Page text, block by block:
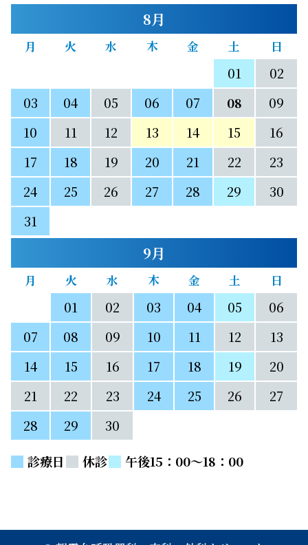
8月
月 火 水 木 金 土 日
01
02
03
04 05 06 07 08
09
10
11 12 13 14 15
16
17
18 19 20 21 22
23
24
25 26 27 28 29
30
31
9月
月 火 水 木 金 土 日
01 02 03 04 05
06
07
08 09 10 11 12
13
14
15 16 17 18 19
20
21
22 23 24 25 26
27
28
29 30
診療日
休診 午後15：00～18：00